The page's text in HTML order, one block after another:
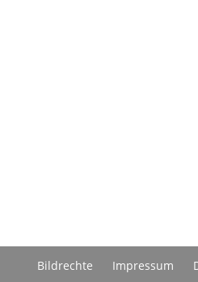
Bildrechte Impressum